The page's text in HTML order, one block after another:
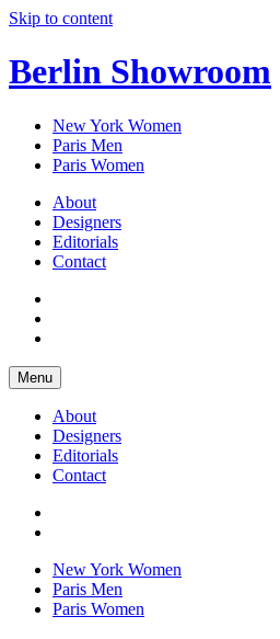
Skip to content
Berlin Showroom
New York Women
Paris Men
Paris Women
About
Designers
Editorials
Contact
Menu
About
Designers
Editorials
Contact
New York Women
Paris Men
Paris Women